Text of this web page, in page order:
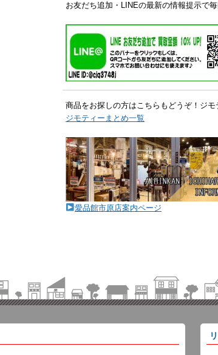
お友だち追加・LINEの最新の情報提示で
商品をお探しの方はこちらもどうぞ！ジモ
ジモティーまとめ一覧
愛品館市原店案内ページ